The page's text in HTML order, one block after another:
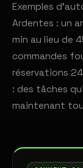
Exemples
Ardentes : un
min au lieu de
commandes
réservations
: des tâches
maintenant